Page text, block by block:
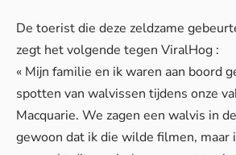
De toerist die deze zeldzame
zegt het volgende tegen ViralHog :
« Mijn familie en ik waren aan boord
spotten van walvissen tijdens onze
Macquarie. We zagen een walvis in
gewoon dat ik die wilde filmen, maar